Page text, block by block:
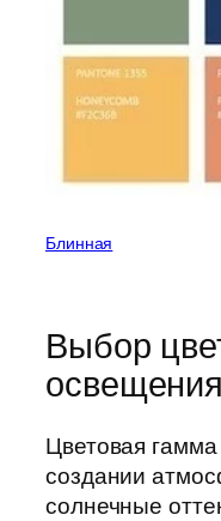
Блинная
Выбор
освещения
Цветовая
создании
солнечные